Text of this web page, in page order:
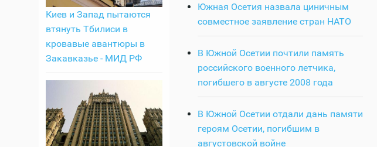
Киев и Запад пытаются
втянуть Тбилиси в
кровавые авантюры в
Закавказье - МИД РФ
Южная Осетия назвала циничным
совместное заявление стран НАТО
В Южной Осетии почтили память
российского военного летчика,
погибшего в августе 2008 года
В Южной Осетии отдали дань памяти
героям Осетии, погибшим в
августовской войне